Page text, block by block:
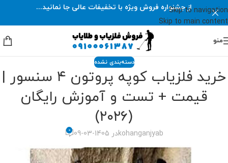
Skip to navigation
Skip to main content
از جشنواره فروش ویژه با تخفیفات عالی جا نمانید...
منو
دسته‌بندی نشده
خرید فلزیاب کوپه پروتون ۴ سنسور |
قیمت + تست و آموزش رایگان
(۲۰۲۶)
kohanganjyabدر 1405-03-09 0